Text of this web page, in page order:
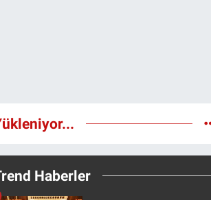
Haberler